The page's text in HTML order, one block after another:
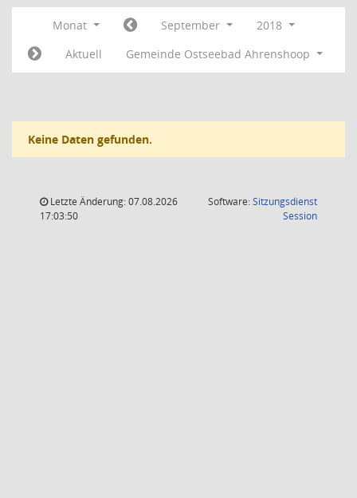
Monat September
2018
Aktuell
Gemeinde Ostseebad Ahrenshoop
Keine Daten gefunden.
Letzte Änderung: 07.08.2026
17:03:50
Software:Sitzungsdienst
Session(Wird in